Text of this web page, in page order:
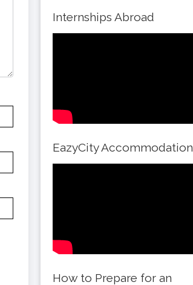
Internships Abroad
EazyCity Accommodation
How to Prepare for an